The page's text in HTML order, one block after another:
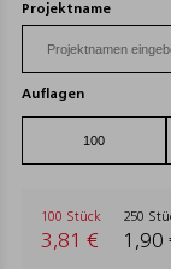
Projektname
Auflagen
100 Stück
3,81 €
250
1,90